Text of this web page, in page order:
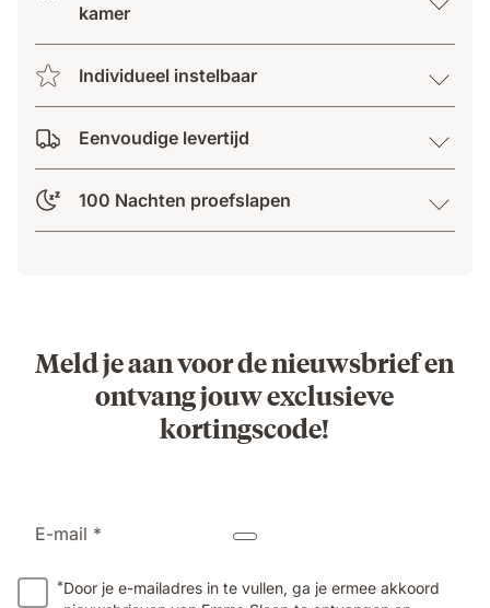
kamer
Individueel instelbaar
Eenvoudige levertijd
100 Nachten proefslapen
Meld je aan voor de nieuwsbrief en
ontvang jouw exclusieve
kortingscode!
E-mail *
*Door je e-mailadres in te vullen, ga je ermee akkoord